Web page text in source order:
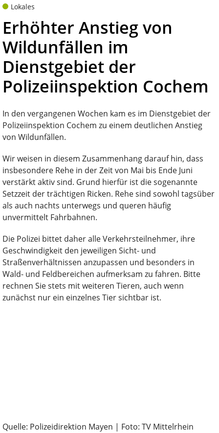
Lokales
Erhöhter Anstieg von
Wildunfällen im
Dienstgebiet der
Polizeiinspektion Cochem
In den vergangenen Wochen kam es im Dienstgebiet der
Polizeiinspektion Cochem zu einem deutlichen Anstieg
von Wildunfällen.
Wir weisen in diesem Zusammenhang darauf hin, dass
insbesondere Rehe in der Zeit von Mai bis Ende Juni
verstärkt aktiv sind. Grund hierfür ist die sogenannte
Setzzeit der trächtigen Ricken. Rehe sind sowohl tagsüber
als auch nachts unterwegs und queren häufig
unvermittelt Fahrbahnen.
Die Polizei bittet daher alle Verkehrsteilnehmer, ihre
Geschwindigkeit den jeweiligen Sicht- und
Straßenverhältnissen anzupassen und besonders in
Wald- und Feldbereichen aufmerksam zu fahren. Bitte
rechnen Sie stets mit weiteren Tieren, auch wenn
zunächst nur ein einzelnes Tier sichtbar ist.
Quelle: Polizeidirektion Mayen | Foto: TV Mittelrhein